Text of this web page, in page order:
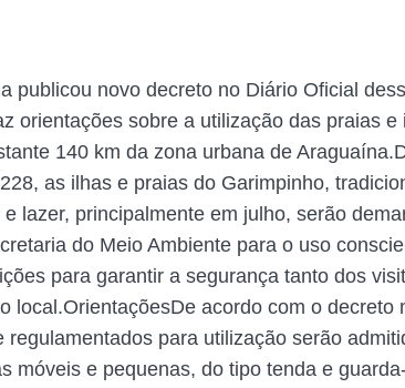
publicou novo decreto no Diário Oficial
orientações sobre a utilização das praias e
140 km da zona urbana de
as ilhas e praias do Garimpinho,
lazer, principalmente em julho, serão
do Meio Ambiente para o uso
para garantir a segurança tanto dos
local.OrientaçõesDe acordo com o decreto
regulamentados para utilização serão
móveis e pequenas, do tipo tenda e